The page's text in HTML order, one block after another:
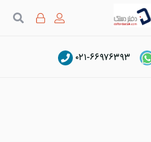
۰۲۱-۶۶۹۷۶۳۹۳ملزومات اداری